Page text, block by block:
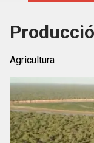
Agricultura